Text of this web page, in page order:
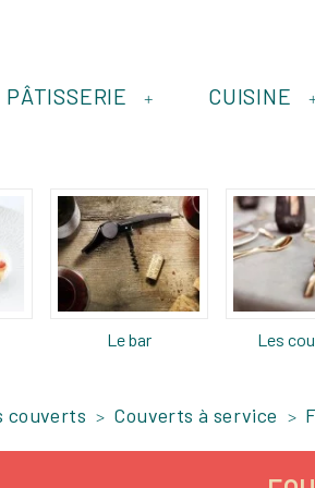
+
PÂTISSERIE CUISINE
Le bar Les
couverts Couverts à service